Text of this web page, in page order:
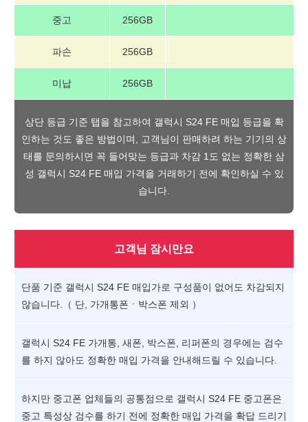
중고 256GB
파손 256GB
미납 256GB
상단 등급 기준 탭을 참고하여 갤럭시 S24 FE 매입 등급을 확
인하는 것도 좋은 방법이며, 고객님이 판매하려 하는 기기의 상
태를 문의하시면 꼭 들어맞는 등급과 차감 1도 없는 정확한 삼
성 갤럭시 S24 FE 매입 가격을 거래하기 전에 확인하실 수 있
습니다.
고객님 잠시만요
단품 기준 갤럭시 S24 FE 매입가로 구성품이 없어도 차감되지
않습니다.（ 단, 가개통폰ㆍ박스폰 제외 ）
갤럭시 S24 FE 가개통, 새폰, 박스폰, 리퍼폰의 경우에는 검수
를 하지 않아도 정확한 매입 가격을 안내해드릴 수 있습니다.
하지만 중고폰 업체들의 공통점으로 갤럭시 S24 FE 중고폰은
중고 특성상 검수를 하기 전에 정확한 매입 가격을 확답 드리기